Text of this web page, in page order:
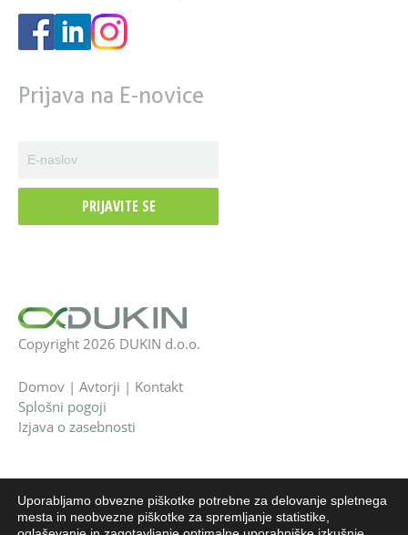
Prijava na E-novice
PRIJAVITE SE
Copyright 2026 DUKIN d.o.o.
Domov | Avtorji | Kontakt
Splošni pogoji
Izjava o zasebnosti
EU sredstva
Uporabljamo obvezne piškotke potrebne za delovanje spletnega
mesta in neobvezne piškotke za spremljanje statistike,